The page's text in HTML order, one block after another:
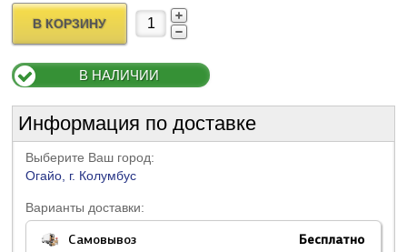
В КОРЗИНУ
В НАЛИЧИИ
Информация по доставке
Выберите Ваш город:
Огайо, г. Колумбус
Варианты доставки:
Самовывоз Бесплатно